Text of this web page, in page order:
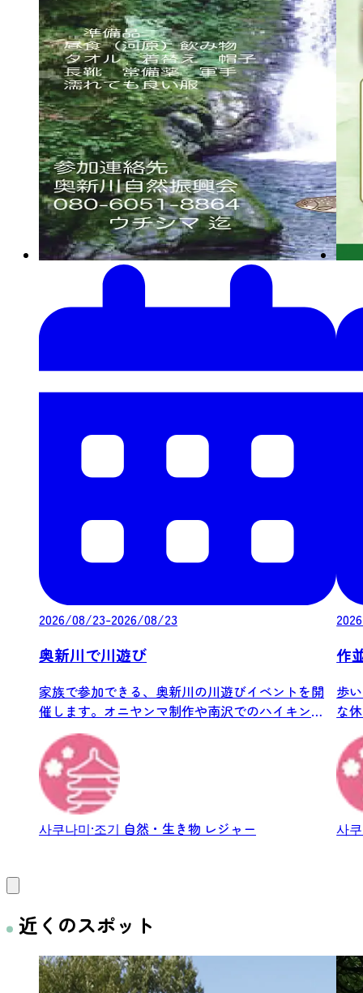
2026/08/23-2026/08/23
奥新川で川遊び
家族で参加できる、奥新川の川遊びイベントを開
催します。オニヤンマ制作や南沢でのハイキン
グ、河原...
사쿠나미·조기 自然・生き物 レジャー
作
歩
な
ウ
사
近くのスポット